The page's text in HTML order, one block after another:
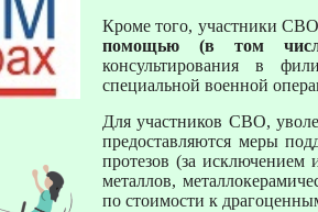
Кроме того, участники
помощью
(в том
консультирования в
специальной военной
Для участников СВО,
предоставляются меры
протезов (за исключением
металлов,
по стоимости к